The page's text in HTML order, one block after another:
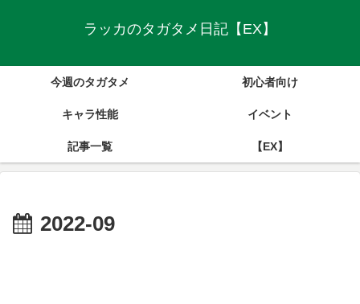
ラッカのタガタメ日記【EX】
今週のタガタメ 初心者向け
キャラ性能 イベント
記事一覧 【EX】
2022-09